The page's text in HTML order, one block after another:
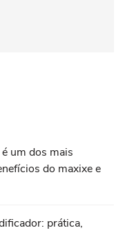
um dos mais
do maxixe e
prática,